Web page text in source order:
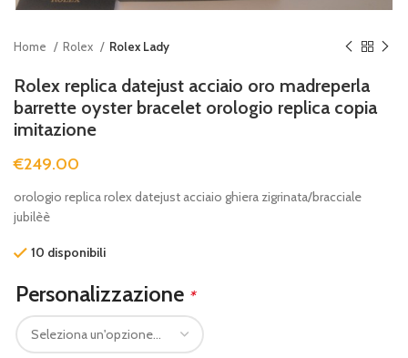
Home Rolex Rolex Lady
Rolex replica datejust acciaio oro madreperla
barrette oyster bracelet orologio replica copia
imitazione
€249.00
orologio replica rolex datejust acciaio ghiera zigrinata/bracciale
jubilèè
10 disponibili
Personalizzazione *